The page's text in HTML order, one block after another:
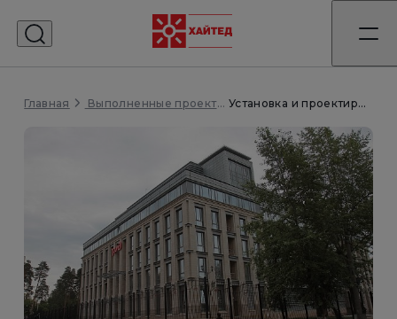
Главная Выполненные проекты Установка и проектирование для ЦОД РЖД Екатеринбург